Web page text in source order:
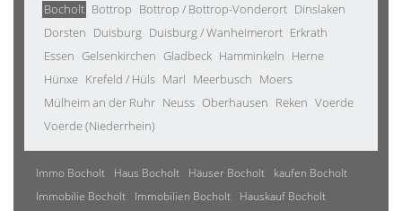
Bocholt Bottrop Bottrop / Bottrop-Vonderort Dinslaken
Dorsten Duisburg Duisburg / Wanheimerort Erkrath
Essen Gelsenkirchen Gladbeck Hamminkeln Herne
Hünxe Krefeld / Hüls Marl Meerbusch Moers
Mülheim an der Ruhr Neuss Oberhausen Reken Voerde
Voerde (Niederrhein)
Immo Bocholt Haus Bocholt Häuser Bocholt
kaufen Bocholt
Immobilie Bocholt
Immobilien Bocholt
Hauskauf Bocholt